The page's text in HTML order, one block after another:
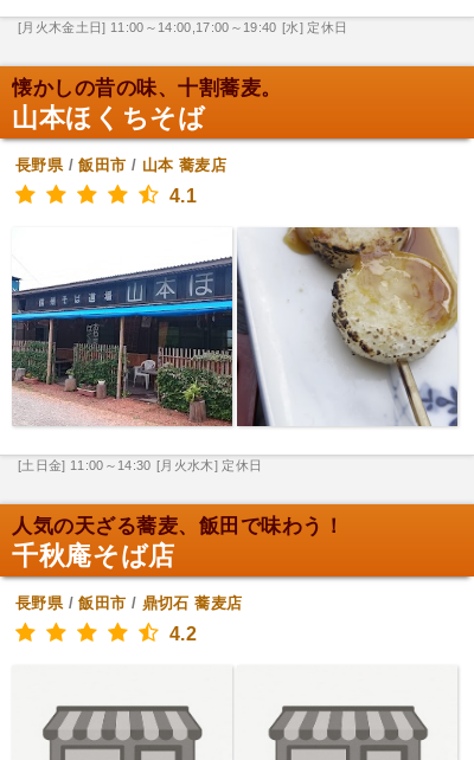
[月火木金土日] 11:00～14:00,17:00～19:40 [水] 定休日
懐かしの昔の味、十割蕎麦。
山本ほくちそば
長野県/飯田市 / 山本 蕎麦店
4.1
[土日金] 11:00～14:30 [月火水木] 定休日
人気の天ざる蕎麦、飯田で味わう！
千秋庵そば店
長野県/飯田市 / 鼎切石 蕎麦店
4.2